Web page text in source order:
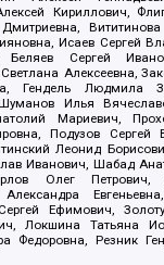
Кириллович,
Исаев Сергей
Беляев Сергей
Алексеевна,
Гендель Людмила
Илья
Мариевич,
Подузов Сергей
Леонид
Иванович, Шабад
Олег Петрович,
Ефимович,
Локшина Татьяна
Федоровна, Резник